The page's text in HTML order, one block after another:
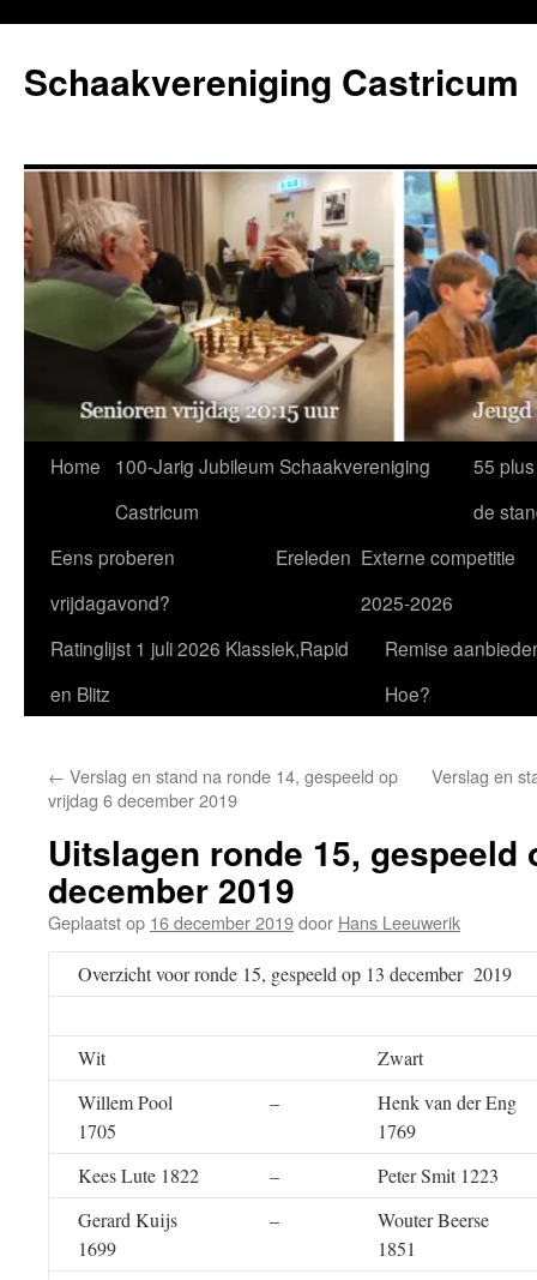
de
inhoud
Schaakvereniging Castricum
Home
100-Jarig Jubileum Schaakvereniging
Castricum
55
de
Eens proberen
vrijdagavond?
Ereleden Externe competitie
2025-2026
Ratinglijst 1 juli 2026 Klassiek,Rapid
en Blitz
Remise
Hoe?
← Verslag en stand na ronde 14, gespeeld op
vrijdag 6 december 2019
Verslag en
Uitslagen ronde 15, gespeeld
december 2019
Geplaatst op 16 december 2019door Hans Leeuwerik
Overzicht voor ronde 15, gespeeld op 13 december 2019
Wit
Zwart
Willem Pool
1705
–
Henk van der Eng
1769
Kees Lute 1822
–
Peter Smit 1223
Gerard Kuijs
1699
–
Wouter Beerse
1851